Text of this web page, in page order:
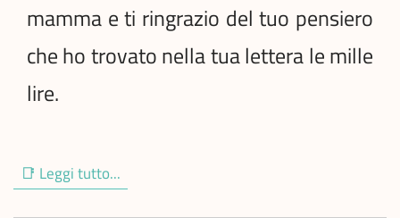
mamma e ti ringrazio del tuo pensiero
che ho trovato nella tua lettera le mille
lire.
📑 Leggi tutto...